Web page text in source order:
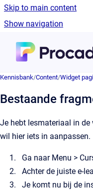
Skip to main content
Show navigation
Kennisbank/Content/Widget
Bestaande
Je hebt lesmateriaal in de
wil hier iets in aanpassen.
Ga naar Menu >
Achter de juiste e-
Je komt nu bij de